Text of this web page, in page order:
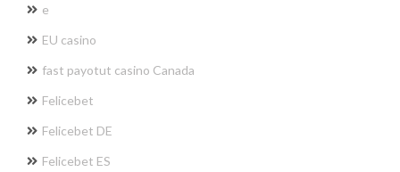
e
EU casino
fast payotut casino Canada
Felicebet
Felicebet DE
Felicebet ES